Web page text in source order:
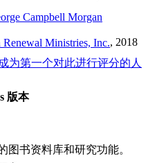
Campbell Morgan
Renewal Ministries, Inc., 2018
成为第一个对此进行评分的人
版本
图书资料库和研究功能。